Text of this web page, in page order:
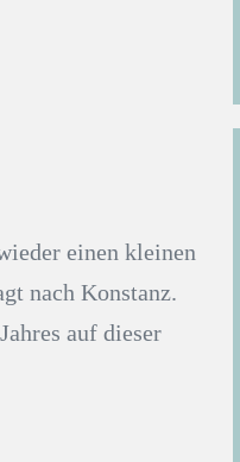
einen kleinen
nach Konstanz.
auf dieser